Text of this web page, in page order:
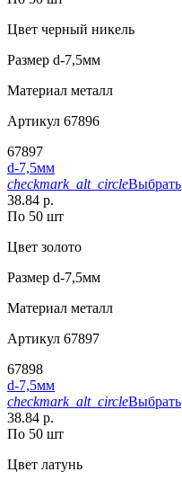
Цвет черный никель
Размер d-7,5мм
Материал металл
Артикул 67896
67897
d-7,5мм
checkmark_alt_circleВыбрать
38.84 р.
По 50 шт
Цвет золото
Размер d-7,5мм
Материал металл
Артикул 67897
67898
d-7,5мм
checkmark_alt_circleВыбрать
38.84 р.
По 50 шт
Цвет латунь